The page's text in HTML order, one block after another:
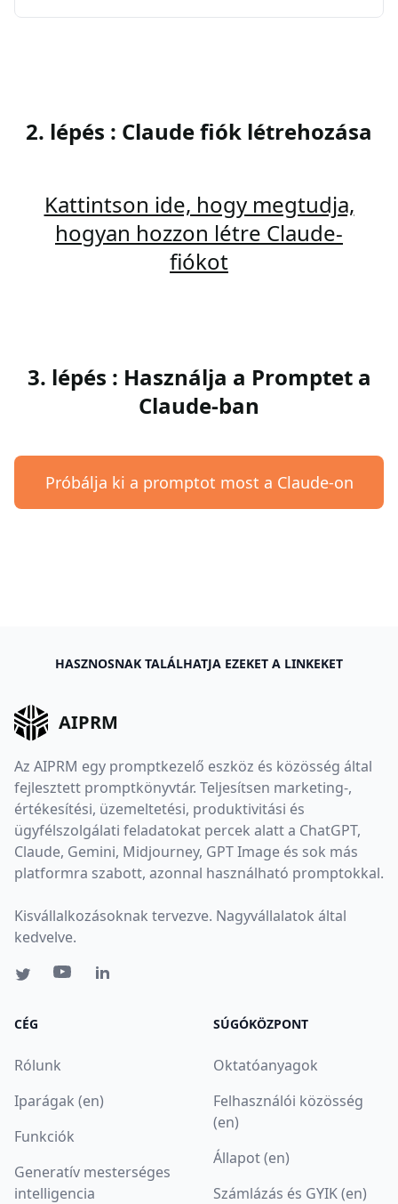
2. lépés : Claude fiók létrehozása
Kattintson ide, hogy megtudja,
hogyan hozzon létre Claude-
fiókot
3. lépés : Használja a Promptet a
Claude-ban
Próbálja ki a promptot most a Claude-on
HASZNOSNAK TALÁLHATJA EZEKET A LINKEKET
AIPRM
Az AIPRM egy promptkezelő eszköz és közösség által
fejlesztett promptkönyvtár. Teljesítsen marketing-,
értékesítési, üzemeltetési, produktivitási és
ügyfélszolgálati feladatokat percek alatt a ChatGPT,
Claude, Gemini, Midjourney, GPT Image és sok más
platformra szabott, azonnal használható promptokkal.
Kisvállalkozásoknak tervezve. Nagyvállalatok által
kedvelve.
CÉG
Rólunk
Iparágak (en)
Funkciók
Generatív mesterséges
intelligencia
SÚGÓKÖZPONT
Oktatóanyagok
Felhasználói közösség
(en)
Állapot (en)
Számlázás és GYIK (en)